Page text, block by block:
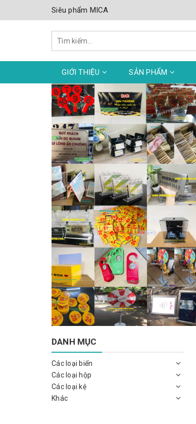
Siêu phẩm MICA
GIỚI THIỆU SẢN PHẨM
DANH MỤC
Các loại biển
Các loại hộp
Các loại kệ
Khác